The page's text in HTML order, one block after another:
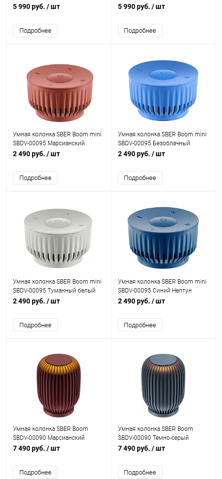
фиолетовая
5 990 руб. / шт
Подробнее
5 990 руб. / шт
Подробнее
Умная колонка SBER Boom mini
SBDV-00095 Марсианский
красный
2 490 руб. / шт
Подробнее
Умная колонка SBER Boom mini
SBDV-00095 Безоблачный
голубой
2 490 руб. / шт
Подробнее
Умная колонка SBER Boom mini
SBDV-00095 Туманный белый
2 490 руб. / шт
Подробнее
Умная колонка SBER Boom mini
SBDV-00095 Синий Нептун
2 490 руб. / шт
Подробнее
Умная колонка SBER Boom
SBDV-00090 Марсианский
красный
7 490 руб. / шт
Подробнее
Умная колонка SBER Boom
SBDV-00090 Темно-серый
7 490 руб. / шт
Подробнее